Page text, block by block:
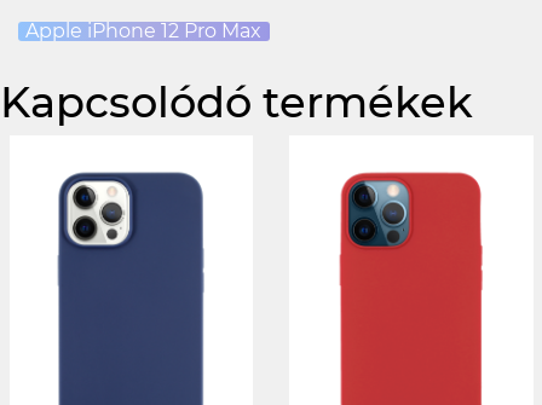
Apple iPhone 12 Pro Max
Kapcsolódó termékek